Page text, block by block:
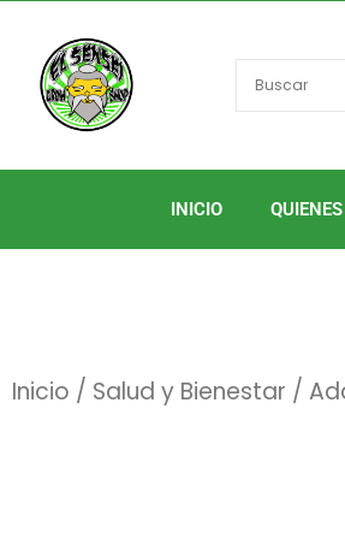
contenido
INICIO
Inicio / Salud y Bienestar /